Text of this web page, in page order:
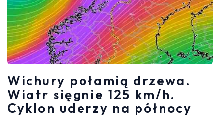
Wichury połamią drzewa.
Wiatr sięgnie 125 km/h.
Cyklon uderzy na północy